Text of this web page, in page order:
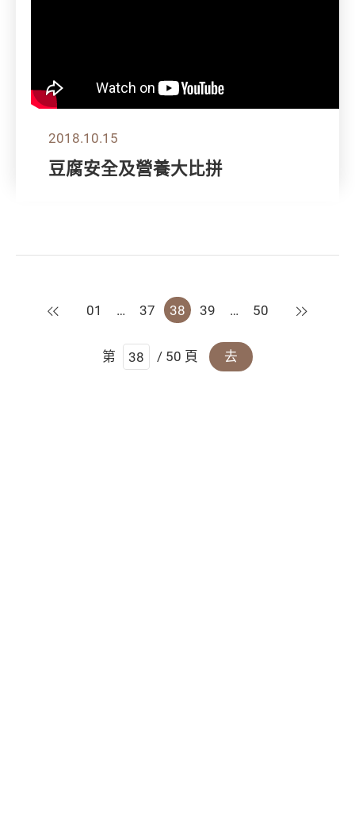
2018.10.15
豆腐安全及營養大比拼
上一頁
01 … 37 38 39 … 50 下一頁
第 / 50 頁 去